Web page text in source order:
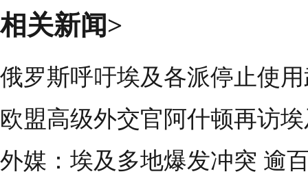
相关新闻>
俄罗斯呼吁埃及各派停止使
欧盟高级外交官阿什顿再访
外媒：埃及多地爆发冲突 逾